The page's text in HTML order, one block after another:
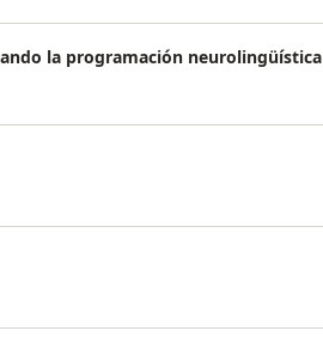
la programación neurolingüística